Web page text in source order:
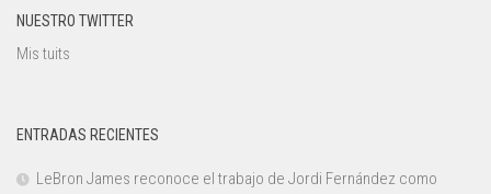
NUESTRO TWITTER
Mis tuits
ENTRADAS RECIENTES
LeBron James reconoce el trabajo de Jordi Fernández como